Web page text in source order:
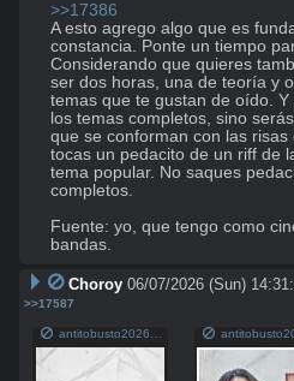
>>17386
A esto agrego algo que es
constancia. Ponte un tiempo
Considerando que quieres
ser dos horas, una de teoría y
temas que te gustan de oído.
los temas completos, sino
que se conforman con las
tocas un pedacito de un riff de
tema popular. No saques
completos.
Fuente: yo, que tengo como
bandas.
Choroy 06/07/2026 (Sun)
>>17587